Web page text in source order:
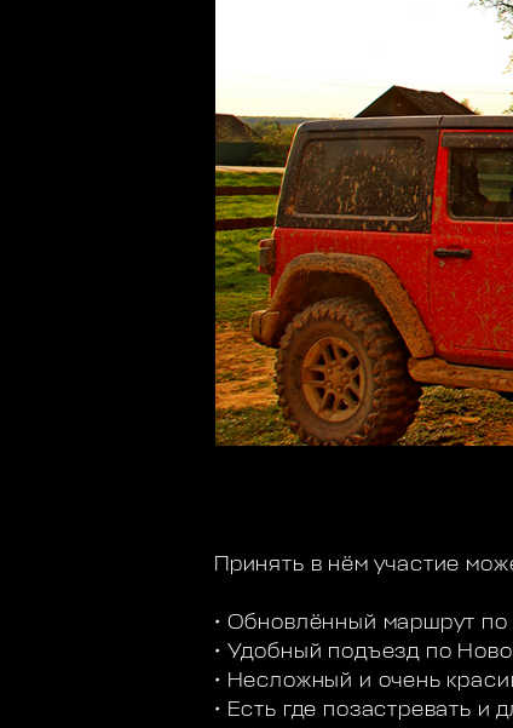
Принять в нём участие
• Обновлённый маршрут
• Удобный подъезд по
• Несложный и очень
• Есть где позастревать и